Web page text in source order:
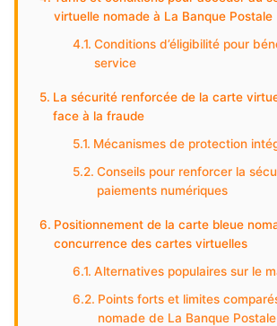
virtuelle nomade à La Banque Postale
Conditions d’éligibilité pour
service
La sécurité renforcée de la carte
face à la fraude
Mécanismes de protection
Conseils pour renforcer la
paiements numériques
Positionnement de la carte bleue
concurrence des cartes virtuelles
Alternatives populaires sur le
Points forts et limites
nomade de La Banque Postale